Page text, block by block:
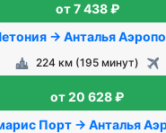
от 7 438 ₽
→ Анталья
224 км (195 минут)
от 20 628 ₽
Порт → Анталья